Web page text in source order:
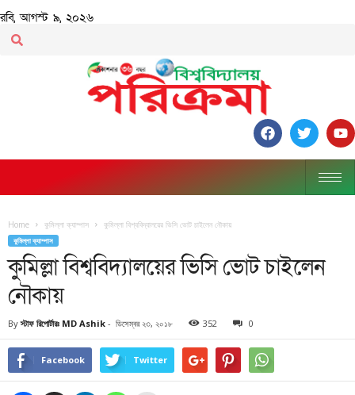
রবি, আগস্ট ৯, ২০২৬
Home কুমিল্লা ক্যাম্পাস কুমিল্লা বিশ্ববিদ্যালয়ের ভিসি ভোট চাইলেন নৌকায়
কুমিল্লা ক্যাম্পাস
কুমিল্লা বিশ্ববিদ্যালয়ের ভিসি ভোট চাইলেন
নৌকায়
By স্টাফ রিপোর্টারঃ MD Ashik - ডিসেম্বর ২৩, ২০১৮ 352 0
Facebook Twitter